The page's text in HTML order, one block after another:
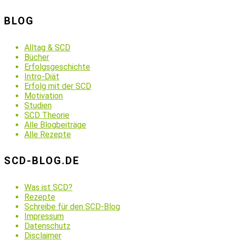
BLOG
Alltag & SCD
Bücher
Erfolgsgeschichte
Intro-Diät
Erfolg mit der SCD
Motivation
Studien
SCD Theorie
Alle Blogbeiträge
Alle Rezepte
SCD-BLOG.DE
Was ist SCD?
Rezepte
Schreibe für den SCD-Blog
Impressum
Datenschutz
Disclaimer